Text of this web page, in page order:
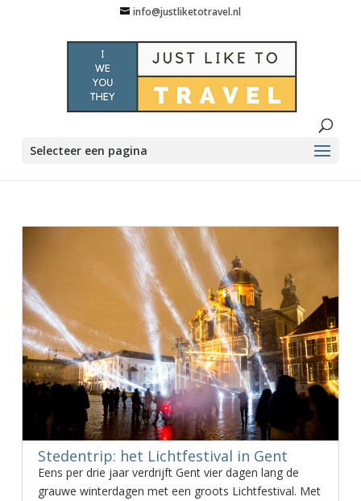
info@justliketotravel.nl
Selecteer een pagina
Stedentrip: het Lichtfestival in Gent
Eens per drie jaar verdrijft Gent vier dagen lang de
grauwe winterdagen met een groots Lichtfestival. Met